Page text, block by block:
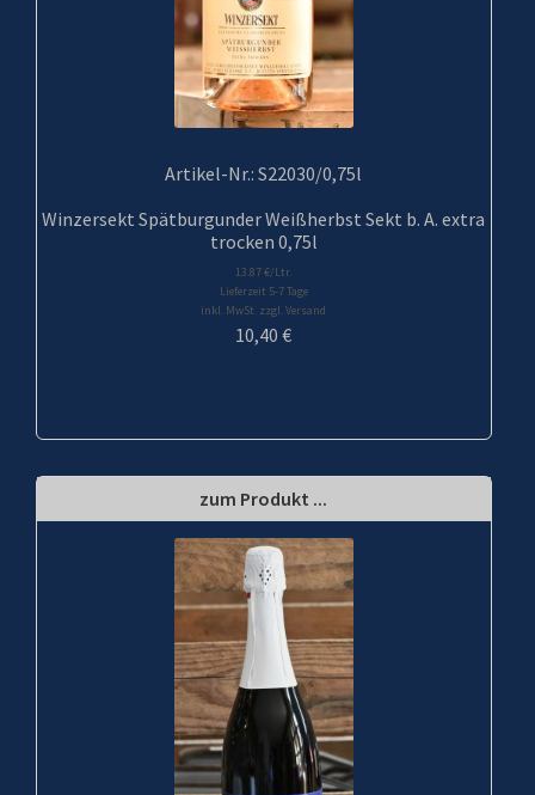
Artikel-Nr.: S22030/0,75l
Winzersekt Spätburgunder Weißherbst Sekt b. A. extra
trocken 0,75l
13.87 €/Ltr.
Lieferzeit 5-7 Tage
inkl. MwSt. zzgl. Versand
10,40€
zum Produkt ...